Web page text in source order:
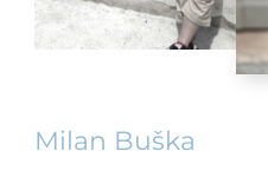
Milan Buška